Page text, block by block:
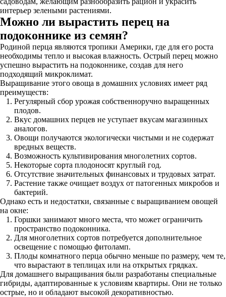
интерьер зелеными растениями.
Можно ли вырастить перец на
подоконнике из семян?
Родиной перца являются тропики Америки, где для его роста
необходимы тепло и высокая влажность. Острый перец можно
успешно вырастить на подоконнике, создав для него
подходящий микроклимат.
Выращивание этого овоща в домашних условиях имеет ряд
преимуществ:
Регулярный сбор урожая собственноручно выращенных
плодов.
Вкус домашних перцев не уступает вкусам магазинных
аналогов.
Овощи получаются экологически чистыми и не содержат
вредных веществ.
Возможность культивирования многолетних сортов.
Некоторые сорта плодоносят круглый год.
Отсутствие значительных финансовых и трудовых затрат.
Растение также очищает воздух от патогенных микробов и
бактерий.
Однако есть и недостатки, связанные с выращиванием овощей
на окне:
Горшки занимают много места, что может ограничить
пространство подоконника.
Для многолетних сортов потребуется дополнительное
освещение с помощью фитоламп.
Плоды комнатного перца обычно меньше по размеру, чем те,
что вырастают в теплицах или на открытых грядках.
Для домашнего выращивания были разработаны специальные
гибриды, адаптированные к условиям квартиры. Они не только
острые, но и обладают высокой декоративностью.